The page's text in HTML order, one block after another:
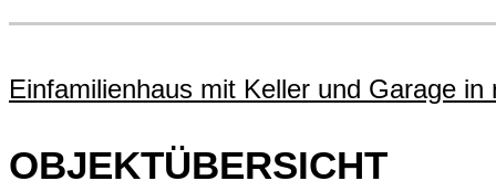
Einfamilienhaus mit Keller und Garage
OBJEKTÜBERSICHT